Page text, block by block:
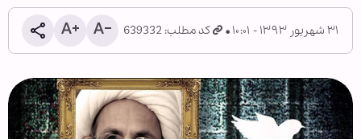
۳۱ شهریور ۱۳۹۳ - ۱۰:۰۱ کد مطلب: 639332